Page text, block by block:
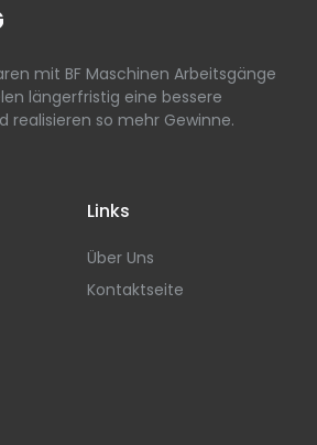
mit BF Maschinen Arbeitsgänge
längerfristig eine bessere
realisieren so mehr Gewinne.
Links
Über Uns
Kontaktseite